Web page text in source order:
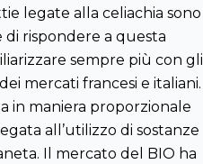
legate alla celiachia sono
rispondere a questa
sempre più con gli
mercati francesi e italiani.
in maniera proporzionale
all’utilizzo di sostanze
Il mercato del BIO ha